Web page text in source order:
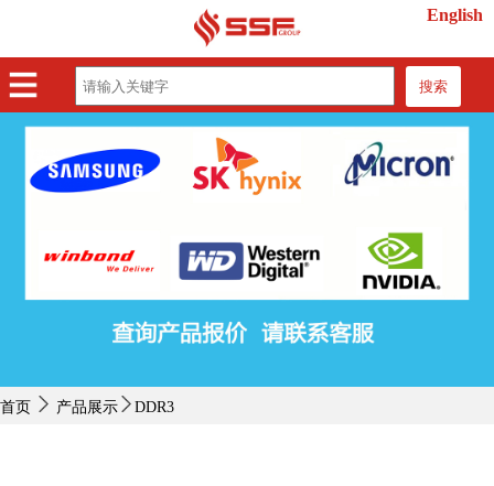
English
搜索
首页
产品展示
行业动态
首页 产品展示 DDR3